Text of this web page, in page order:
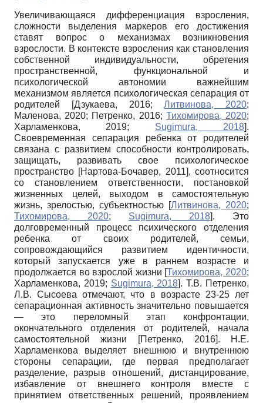
Увеличивающаяся дифференциация взросления,
сложности выделения маркеров его достижения
ставят вопрос о механизмах возникновения
взрослости. В контексте взросления как становления
собственной индивидуальности, обретения
пространственной, функциональной и
психологической автономии важнейшим
механизмом является психологическая сепарация от
родителей
[Дзукаева, 2016;Литвинова, 2020;
Маленова, 2020; Петренко, 2016; Тихомирова, 2020;
Харламенкова, 2019; Sugimura, 2018].
Своевременная сепарация ребенка от родителей
связана с развитием способности контролировать,
защищать, развивать свое психологическое
пространство [Нартова-Бочавер, 2011], соотносится
со становлением ответственности, постановкой
жизненных целей, выходом в самостоятельную
жизнь, зрелостью, субъектностью [Литвинова, 2020;
Тихомирова, 2020; Sugimura, 2018]. Это
долговременный процесс психического отделения
ребенка от своих родителей, семьи,
сопровождающийся развитием идентичности,
который запускается уже в раннем возрасте и
продолжается во взрослой жизни [Тихомирова, 2020;
Харламенкова, 2019; Sugimura, 2018]. Т.В. Петренко,
Л.В. Сысоева отмечают, что в возрасте 23-25 лет
сепарационная активность значительно повышается
— это переломный этап конфронтации,
окончательного отделения от родителей, начала
самостоятельной жизни
[Петренко, 2016]. Н.Е.
Харламенкова выделяет внешнюю и внутреннюю
стороны сепарации, где первая предполагает
разделение, разрыв отношений, дистанцирование,
избавление от внешнего контроля вместе с
принятием ответственных решений, проявлением